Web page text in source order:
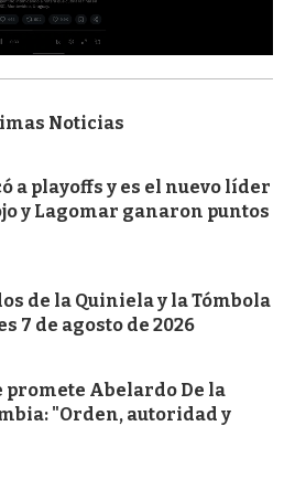
Noticias
a playoffs y es el nuevo líder
y Lagomar ganaron puntos
de la Quiniela y la Tómbola
7 de agosto de 2026
promete Abelardo De la
"Orden, autoridad y